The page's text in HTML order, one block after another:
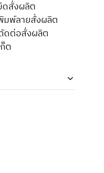
ดสั่งผลิต
มพ์ลายสั่งผลิต
ดต่อสั่งผลิต
ต